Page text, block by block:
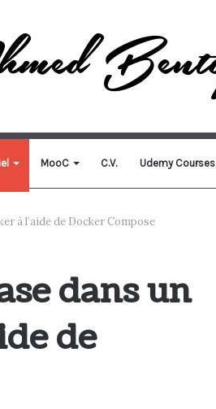
MooC C.V. Udemy Courses
à l’aide de Docker Compose
dans un
de